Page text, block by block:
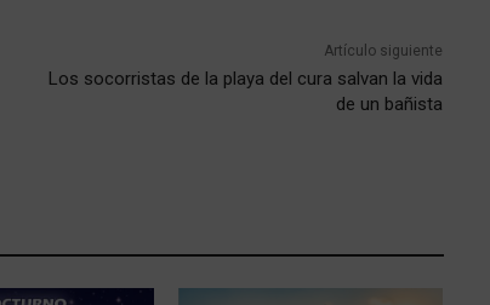
Artículo siguiente
Los socorristas de la playa del cura salvan la vida
de un bañista